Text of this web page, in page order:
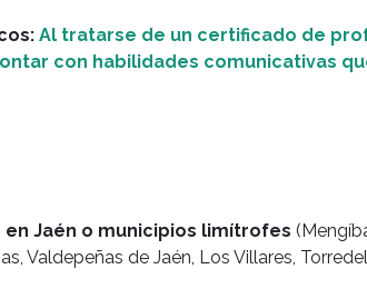
Al tratarse de un certificado de
con habilidades comunicativas
en Jaén o municipios limítrofes
Valdepeñas de Jaén, Los Villares,